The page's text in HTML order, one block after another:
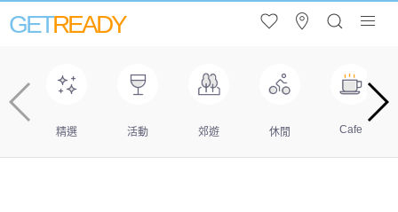
GETREADY
精選 活動 郊遊 休閒 Cafe